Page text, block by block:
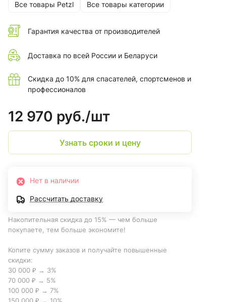
Все товары Petzl Все товары категории
Гарантия качества от производителей
Доставка по всей России и Беларуси
Скидка до 10% для спасателей, спортсменов и
профессионалов
12 970 руб./шт
Узнать сроки и цену
Нет в наличии
Рассчитать доставку
Накопительная скидка до 15% — чем больше
покупаете, тем больше экономите!
Копите сумму заказов и получайте повышенные
скидки:
30 000 ₽ → 3%
70 000 ₽ → 5%
100 000 ₽ → 7%